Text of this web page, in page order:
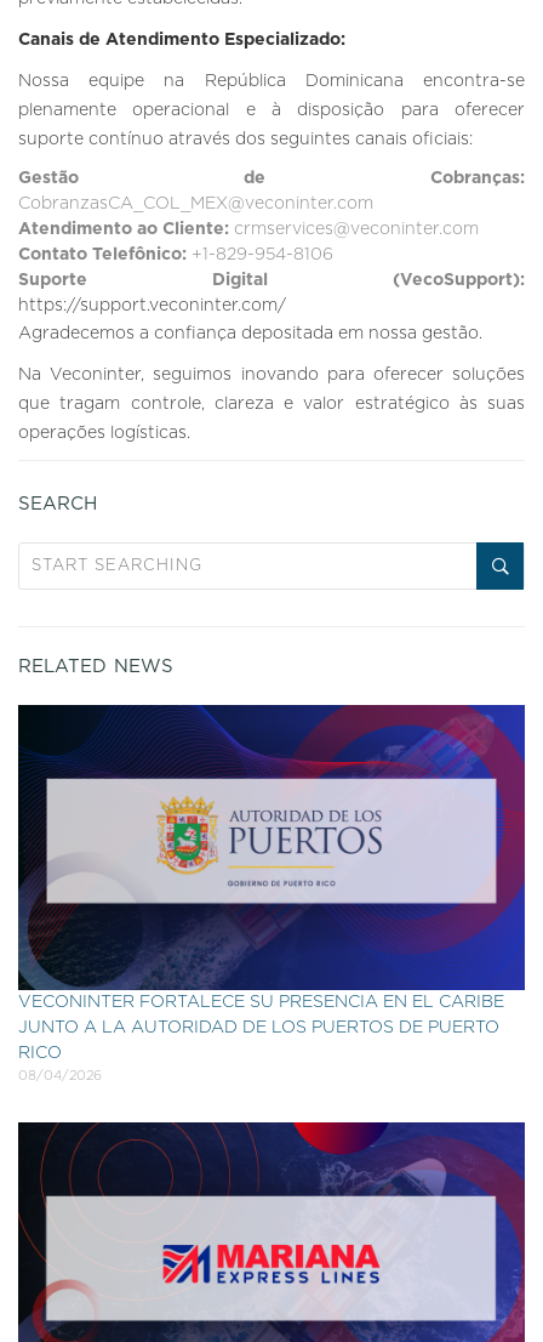
Canais de Atendimento Especializado:
Nossa equipe na República Dominicana encontra-se
plenamente operacional e à disposição para oferecer
suporte contínuo através dos seguintes canais oficiais:
Gestão de Cobranças:
CobranzasCA_COL_MEX@veconinter.com
Atendimento ao Cliente: crmservices@veconinter.com
Contato Telefônico: +1-829-954-8106
Suporte Digital (VecoSupport):
https://support.veconinter.com/
Agradecemos a confiança depositada em nossa gestão.
Na Veconinter, seguimos inovando para oferecer soluções
que tragam controle, clareza e valor estratégico às suas
operações logísticas.
SEARCH
RELATED NEWS
VECONINTER FORTALECE SU PRESENCIA EN EL CARIBE
JUNTO A LA AUTORIDAD DE LOS PUERTOS DE PUERTO
RICO
08/04/2026